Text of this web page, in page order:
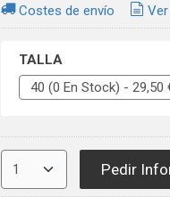
Costes de envío
TALLA
Pedir